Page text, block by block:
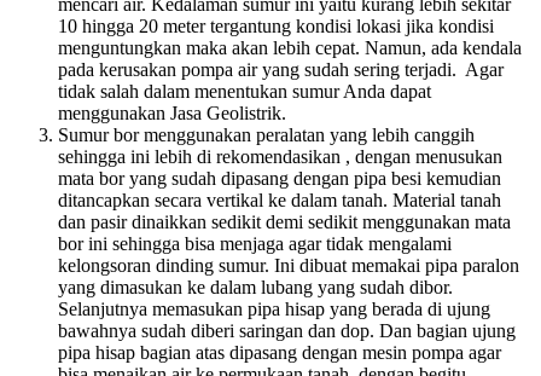
mencari air. Kedalaman sumur ini yaitu kurang lebih sekitar
10 hingga 20 meter tergantung kondisi lokasi jika kondisi
menguntungkan maka akan lebih cepat. Namun, ada kendala
pada kerusakan pompa air yang sudah sering terjadi. Agar
tidak salah dalam menentukan sumur Anda dapat
menggunakan Jasa Geolistrik.
Sumur bor menggunakan peralatan yang lebih canggih
sehingga ini lebih di rekomendasikan , dengan menusukan
mata bor yang sudah dipasang dengan pipa besi kemudian
ditancapkan secara vertikal ke dalam tanah. Material tanah
dan pasir dinaikkan sedikit demi sedikit menggunakan mata
bor ini sehingga bisa menjaga agar tidak mengalami
kelongsoran dinding sumur. Ini dibuat memakai pipa paralon
yang dimasukan ke dalam lubang yang sudah dibor.
Selanjutnya memasukan pipa hisap yang berada di ujung
bawahnya sudah diberi saringan dan dop. Dan bagian ujung
pipa hisap bagian atas dipasang dengan mesin pompa agar